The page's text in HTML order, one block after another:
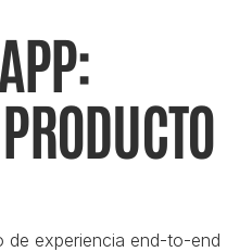
de experiencia end-to-end